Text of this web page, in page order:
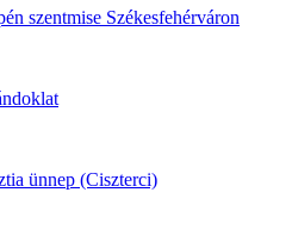
szentmise Székesfehérváron
ünnep (Ciszterci)